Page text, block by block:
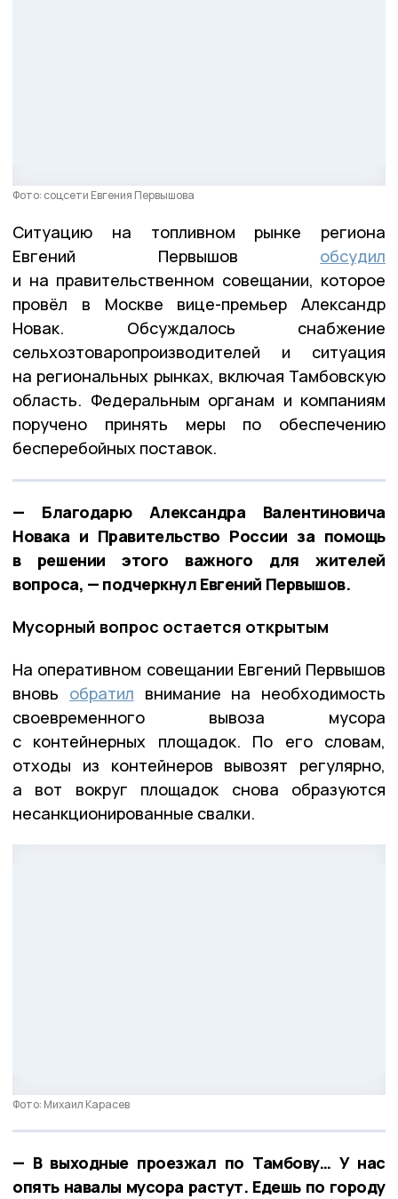
Фото: соцсети Евгения Первышова
Ситуацию на топливном рынке региона
Евгений Первышов обсудил
и на правительственном совещании, которое
провёл в Москве вице-премьер Александр
Новак. Обсуждалось снабжение
сельхозтоваропроизводителей и ситуация
на региональных рынках, включая Тамбовскую
область. Федеральным органам и компаниям
поручено принять меры по обеспечению
бесперебойных поставок.
— Благодарю Александра Валентиновича
Новака и Правительство России за помощь
в решении этого важного для жителей
вопроса, — подчеркнул Евгений Первышов.
Мусорный вопрос остается открытым
На оперативном совещании Евгений Первышов
вновь обратил внимание на необходимость
своевременного вывоза мусора
с контейнерных площадок. По его словам,
отходы из контейнеров вывозят регулярно,
а вот вокруг площадок снова образуются
несанкционированные свалки.
Фото: Михаил Карасев
— В выходные проезжал по Тамбову… У нас
опять навалы мусора растут. Едешь по городу